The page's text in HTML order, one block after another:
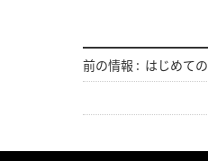
前の情報 : はじめて